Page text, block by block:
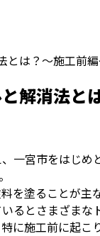
とは？～施工前
解消法と
一宮市をはじ
を塗ることが主
るとさまざまな
に施工前に起こ